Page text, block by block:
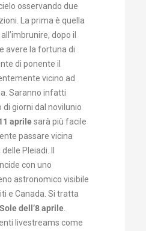
osservando due
La prima è quella
dopo il
avere la fortuna di
di ponente il
vicino ad
Saranno infatti
giorni dal novilunio
aprilesarà più facile
passare vicina
Pleiadi. Il
con uno
astronomico visibile
e Canada. Si tratta
dell’8 aprile.
livestreams come